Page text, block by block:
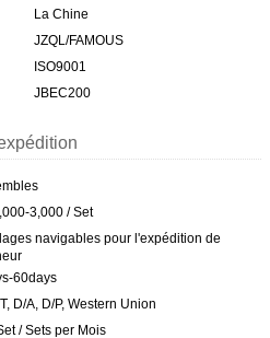
La Chine
JZQL/FAMOUS
ISO9001
JBEC200
3,000 / Set
navigables pour l'expédition de
60days
D/A, D/P, Western Union
/ Sets per Mois